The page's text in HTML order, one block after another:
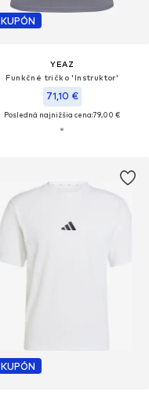
KUPÓN
YEAZ
Funkčné tričko 'Instruktor'
71,10 €
Posledná najnižšia cena:79,00 €
KUPÓN